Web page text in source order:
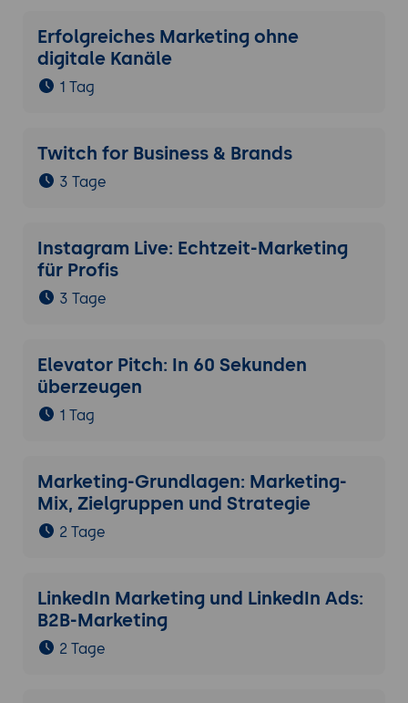
Erfolgreiches Marketing ohne
digitale Kanäle
1 Tag
Twitch for Business & Brands
3 Tage
Instagram Live: Echtzeit-Marketing
für Profis
3 Tage
Elevator Pitch: In 60 Sekunden
überzeugen
1 Tag
Marketing-Grundlagen: Marketing-
Mix, Zielgruppen und Strategie
2 Tage
LinkedIn Marketing und LinkedIn Ads:
B2B-Marketing
2 Tage